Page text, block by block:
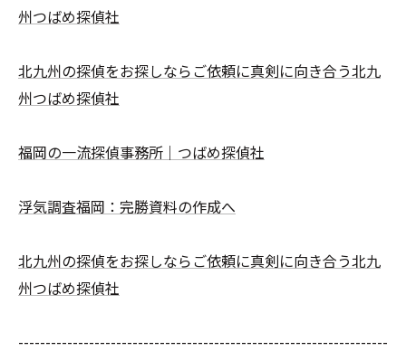
州つばめ探偵社
北九州の探偵をお探しならご依頼に真剣に向き合う北九
州つばめ探偵社
福岡の一流探偵事務所｜つばめ探偵社
浮気調査福岡：完勝資料の作成へ
北九州の探偵をお探しならご依頼に真剣に向き合う北九
州つばめ探偵社
--------------------------------------------------------------------